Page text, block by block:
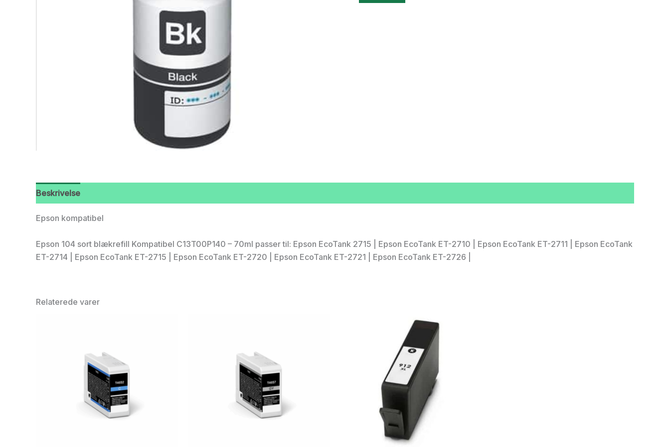
Beskrivelse
Epson kompatibel
Epson 104 sort blækrefill Kompatibel C13T00P140 – 70ml passer til: Epson EcoTank 2715 | Epson EcoTank ET-2710 | Epson EcoTank ET-2711 | Epson EcoTank
ET-2714 | Epson EcoTank ET-2715 | Epson EcoTank ET-2720 | Epson EcoTank ET-2721 | Epson EcoTank ET-2726 |
Relaterede varer